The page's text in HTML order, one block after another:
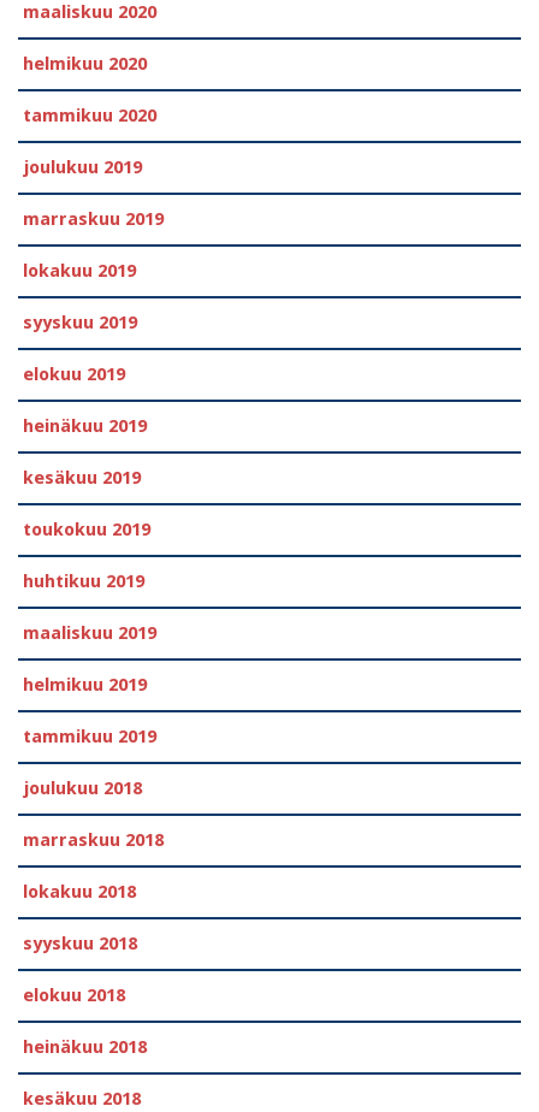
maaliskuu 2020
helmikuu 2020
tammikuu 2020
joulukuu 2019
marraskuu 2019
lokakuu 2019
syyskuu 2019
elokuu 2019
heinäkuu 2019
kesäkuu 2019
toukokuu 2019
huhtikuu 2019
maaliskuu 2019
helmikuu 2019
tammikuu 2019
joulukuu 2018
marraskuu 2018
lokakuu 2018
syyskuu 2018
elokuu 2018
heinäkuu 2018
kesäkuu 2018